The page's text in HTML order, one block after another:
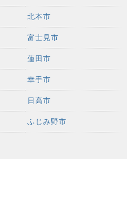
北本市
富士見市
蓮田市
幸手市
日高市
ふじみ野市